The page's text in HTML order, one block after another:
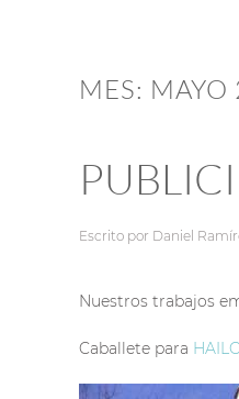
MES: MAYO
Escrito por Daniel
Nuestros trabajos
Caballete para